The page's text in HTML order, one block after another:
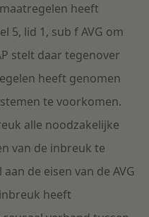
heeft
5, lid 1, sub f AVG om
stelt daar tegenover
heeft genomen
te voorkomen.
alle noodzakelijke
van de inbreuk te
de eisen van de AVG
heeft